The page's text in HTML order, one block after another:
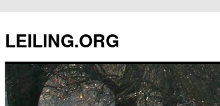
文
LEILING.ORG